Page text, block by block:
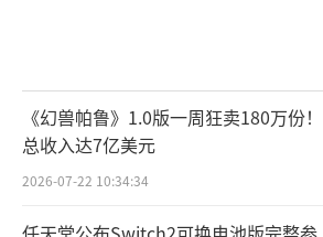
《幻兽帕鲁》1.0版一周狂卖180万份！
总收入达7亿美元
2026-07-22 10:34:34